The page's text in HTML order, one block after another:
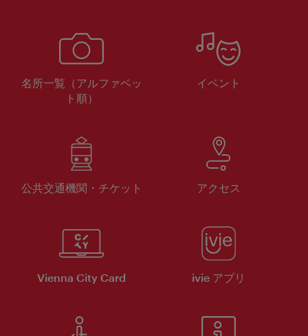
名所一覧（アルファベッ
ト順）
イベント
公共交通機関・チケット アクセス
Vienna City Card ivie アプリ